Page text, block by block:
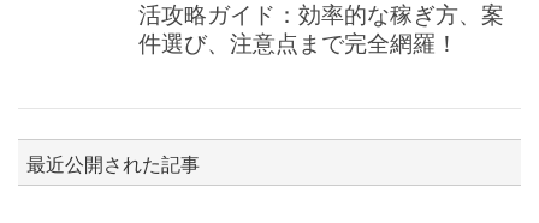
活攻略ガイド：効率的な稼ぎ方、案
件選び、注意点まで完全網羅！
最近公開された記事